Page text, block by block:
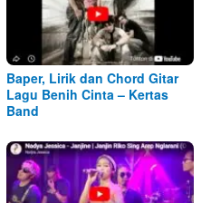
Baper, Lirik dan Chord Gitar
Lagu Benih Cinta – Kertas
Band